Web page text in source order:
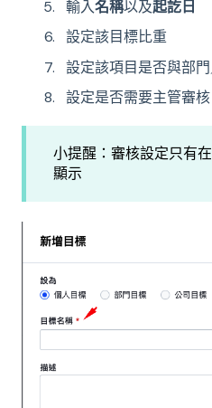
輸入名稱以及起訖日
設定該目標比重
設定該項目是否與部
設定是否需要主管審核
小提醒：審核設定只有
顯示